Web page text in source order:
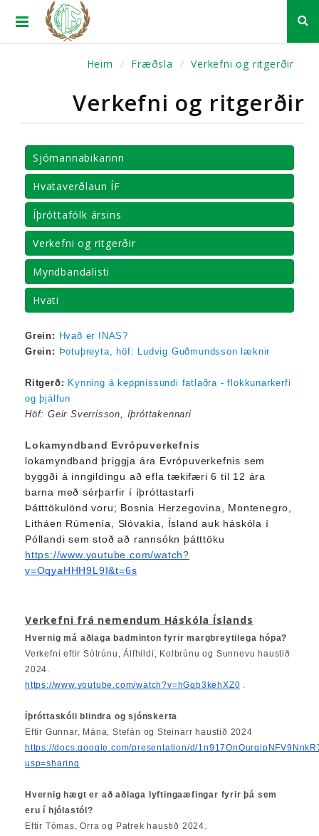
Heim Fræðsla Verkefni og ritgerðir
Verkefni og ritgerðir
Sjómannabikarinn
Hvataverðlaun ÍF
Íþróttafólk ársins
Verkefni og ritgerðir
Myndbandalisti
Hvati
Grein: Hvað er INAS?
Grein: Þotuþreyta, höf: Ludvig Guðmundsson læknir
Ritgerð: Kynning á keppnissundi fatlaðra - flokkunarkerfi
og þjálfun
Höf: Geir Sverrisson, íþróttakennari
Lokamyndband Evrópuverkefnis
lokamyndband þriggja ára Evrópuverkefnis sem
byggði á inngildingu að efla tækifæri 6 til 12 ára
barna með sérþarfir í íþróttastarfi
Þátttökulönd voru; Bosnia Herzegovina, Montenegro,
Litháen Rúmenía, Slóvakía, Ísland auk háskóla í
Póllandi sem stoð að rannsókn þátttöku
https://www.youtube.com/watch?
v=OqyaHHH9L9I&t=6s
Verkefni frá nemendum Háskóla Íslands
Hvernig má aðlaga badminton fyrir margbreytilega hópa?
Verkefni eftir Sólrúnu, Álfhildi, Kolbrúnu og Sunnevu haustið
2024.
https://www.youtube.com/watch?v=hGqb3kehXZ0 .
Íþróttaskóli blindra og sjónskerta
Eftir Gunnar, Mána, Stefán og Steinarr haustið 2024
https://docs.google.com/presentation/d/
usp=sharing
Hvernig hægt er að aðlaga lyftingaæfingar fyrir þá sem
eru í hjólastól?
Eftir Tómas, Orra og Patrek haustið 2024.